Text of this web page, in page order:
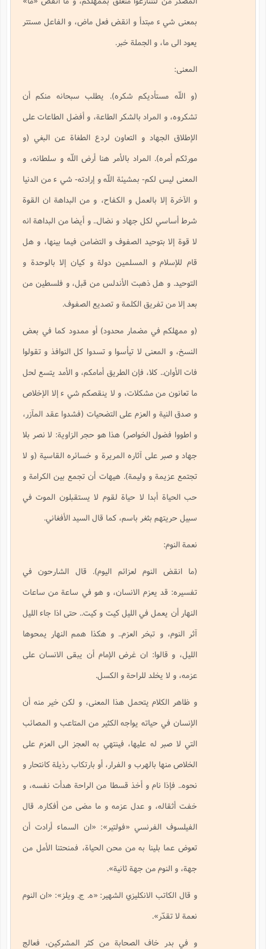
بمعنى شي ء مبتدأ و انقض فعل ماض، و الفاعل مستتر
يعود الى ما، و الجملة خبر.
المعنى:
(و اللّه مستأديكم شكره). يطلب سبحانه منكم أن
تشكروه، و المراد بالشكر الطاعة، و أفضل الطاعات على
الإطلاق الجهاد و التعاون لردع الطغاة عن البغي (و
مورثكم أمره). المراد بالأمر هنا أرض اللّه و سلطانه، و
المعنى ليس لكم- بمشيئة اللّه و إرادته- شي ء من الدنيا
و الآخرة إلا بالعمل و الكفاح، و من البداهة ان القوة
شرط أساسي لكل جهاد و نضال.. و أيضا من البداهة انه
لا قوة إلا بتوحيد الصفوف و التضامن فيما بينها، و هل
قام للإسلام و المسلمين دولة و كيان إلا بالوحدة و
التوحيد. و هل ذهبت الأندلس من قبل، و فلسطين من
بعد إلا من تفريق الكلمة و تصديع الصفوف.
(و ممهلكم في مضمار محدود) أو ممدود كما في بعض
النسخ، و المعنى لا تيأسوا و تسدوا كل النوافذ و تقولوا
فات الأوان.. كلا، فإن الطريق أمامكم، و الأمد يتسع لحل
ما تعانون من مشكلات، و لا ينقصكم شي ء إلا الإخلاص
و صدق النية و العزم على التضحيات (فشدوا عقد المآزر،
و اطووا فضول الخواصر) هذا هو حجر الزاوية: لا نصر بلا
جهاد و صبر على آثاره المريرة و خسائره القاسية (و لا
تجتمع عزيمة و وليمة). هيهات أن تجمع بين الكرامة و
حب الحياة أبدا لا حياة لقوم لا يستقبلون الموت في
سبيل حريتهم بثغر باسم، كما قال السيد الأفغاني.
نعمة النوم:
(ما انقض النوم لعزائم اليوم). قال الشارحون في
تفسيره: قد يعزم الانسان، و هو في ساعة من ساعات
النهار أن يعمل في الليل كيت و كيت.. حتى اذا جاء الليل
آثر النوم، و تبخر العزم.. و هكذا همم النهار يمحوها
الليل، و قالوا: ان غرض الإمام أن يبقى الانسان على
عزمه، و لا يخلد للراحة و الكسل.
و ظاهر الكلام يتحمل هذا المعنى، و لكن خير منه أن
الإنسان في حياته يواجه الكثير من المتاعب و المصائب
التي لا صبر له عليها، فينتهي به العجز الى العزم على
الخلاص منها بالهرب و الفرار، أو بارتكاب رذيلة كانتحار و
نحوه.. فإذا نام و أخذ قسطا من الراحة هدأت نفسه، و
خفت أثقاله، و عدل عزمه و ما مضى من أفكاره. قال
الفيلسوف الفرنسي «فولتير»: «ان السماء أرادت أن
تعوض عما بلينا به من محن الحياة، فمنحتنا الأمل من
جهة، و النوم من جهة ثانية».
و قال الكاتب الانكليزي الشهير: «ه. ج. ويلز»: «ان النوم
نعمة لا تقدّر».
و في بدر خاف الصحابة من كثر المشركين، فعالج